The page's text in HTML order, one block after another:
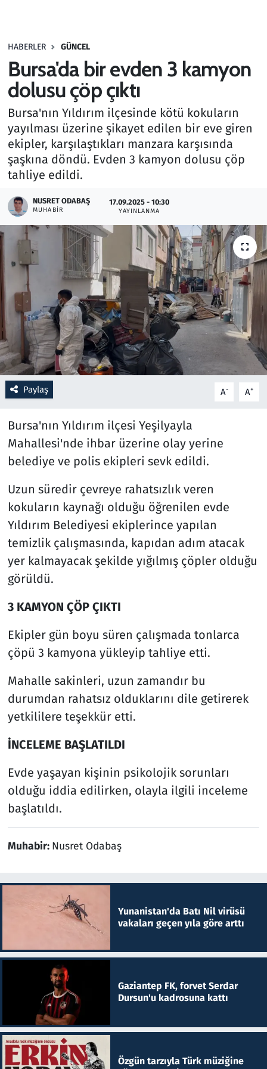
HABERLER GÜNCEL
Bursa'da bir evden 3 kamyon
dolusu çöp çıktı
Bursa'nın Yıldırım ilçesinde kötü kokuların
yayılması üzerine şikayet edilen bir eve giren
ekipler, karşılaştıkları manzara karşısında
şaşkına döndü. Evden 3 kamyon dolusu çöp
tahliye edildi.
NUSRET ODABAŞ
MUHABIR
17.09.2025 - 10:30
YAYINLANMA
Paylaş A- A+
Bursa'nın Yıldırım ilçesi Yeşilyayla
Mahallesi'nde ihbar üzerine olay yerine
belediye ve polis ekipleri sevk edildi.
Uzun süredir çevreye rahatsızlık veren
kokuların kaynağı olduğu öğrenilen evde
Yıldırım Belediyesi ekiplerince yapılan
temizlik çalışmasında, kapıdan adım atacak
yer kalmayacak şekilde yığılmış çöpler olduğu
görüldü.
3 KAMYON ÇÖP ÇIKTI
Ekipler gün boyu süren çalışmada tonlarca
çöpü 3 kamyona yükleyip tahliye etti.
Mahalle sakinleri, uzun zamandır bu
durumdan rahatsız olduklarını dile getirerek
yetkililere teşekkür etti.
İNCELEME BAŞLATILDI
Evde yaşayan kişinin psikolojik sorunları
olduğu iddia edilirken, olayla ilgili inceleme
başlatıldı.
Muhabir: Nusret Odabaş
Yunanistan'da Batı Nil virüsü
vakaları geçen yıla göre arttı
Gaziantep FK, forvet Serdar
Dursun'u kadrosuna kattı
Özgün tarzıyla Türk müziğine
Haber
Kültür Sanat
Kurumsal Haberler
Lezzet Durağı
Memur ve Kamu
Otomobil
Oyun
Ramazan
Resmi İlanlar
Rüya Tabirleri
Sağlık
Savunma Sanayi
Spor
Televizyon